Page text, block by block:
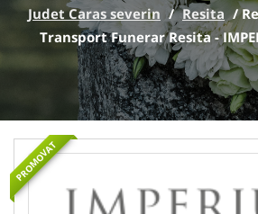
Judet Caras severin / Resita /
Transport Funerar Resita -
PROMOVAT